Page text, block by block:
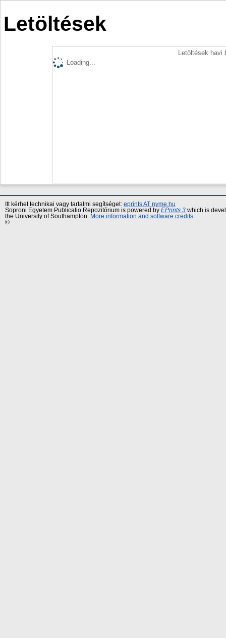
Letöltések
Letöltések havi
Loading...
Itt kérhet technikai vagy tartalmi segítséget: eprints AT nyme.hu
Soproni Egyetem Publicatio Repozitórium is powered by EPrints 3 which is
the University of Southampton.
More information and software credits
©